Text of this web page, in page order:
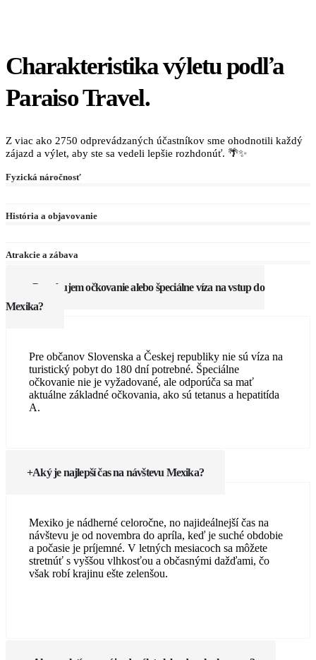
Charakteristika výletu podľa
Paraiso Travel.
Z viac ako 2750 odprevádzaných účastníkov sme ohodnotili každý
zájazd a výlet, aby ste sa vedeli lepšie rozhdonúť. 🌴✨
Fyzická náročnosť
História a objavovanie
Atrakcie a zábava
Potrebujem očkovanie alebo špeciálne víza na vstup do
Mexika?
Pre občanov Slovenska a Českej republiky nie sú víza na
turistický pobyt do 180 dní potrebné. Špeciálne
očkovanie nie je vyžadované, ale odporúča sa mať
aktuálne základné očkovania, ako sú tetanus a hepatitída
A.
Aký je najlepší čas na návštevu Mexika?
Mexiko je nádherné celoročne, no najideálnejší čas na
návštevu je od novembra do apríla, keď je suché obdobie
a počasie je príjemné. V letných mesiacoch sa môžete
stretnúť s vyššou vlhkosťou a občasnými dažďami, čo
však robí krajinu ešte zelenšou.